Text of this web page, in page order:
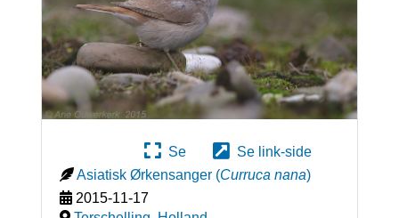
Se
Se link-side
Asiatisk Ørkensanger (Curruca nana)
2015-11-17